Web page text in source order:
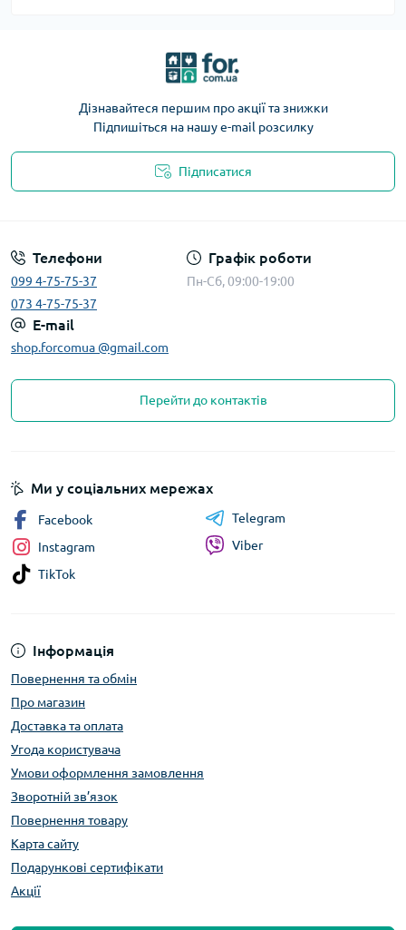
Дізнавайтеся першим про акції та знижки
Підпишіться на нашу e-mail розсилку
Підписатися
Телефони
099 4-75-75-37
073 4-75-75-37
Графік роботи
Пн-Сб, 09:00-19:00
E-mail
shop.forcomua @gmail.com
Перейти до контактів
Інформація
Повернення та обмін
Про магазин
Доставка та оплата
Угода користувача
Умови оформлення замовлення
Зворотній зв’язок
Повернення товару
Карта сайту
Подарункові сертифікати
Акції
Ми у соціальних мережах
Facebook
Instagram
TikTok
Telegram
Viber